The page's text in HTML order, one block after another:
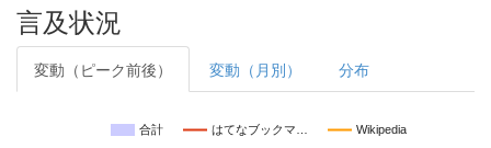
言及状況
変動（ピーク前後） 変動（月別） 分布
合計 はてなブックマ… Wikipedia